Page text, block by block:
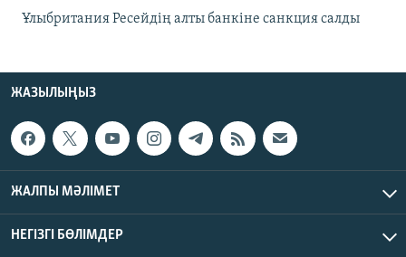
Ұлыбритания Ресейдің алты банкіне санкция салды
ЖАЗЫЛЫҢЫЗ
ЖАЛПЫ МӘЛІМЕТ
НЕГІЗГІ БӨЛІМДЕР